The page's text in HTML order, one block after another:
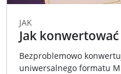
JAK
Jak
Bezproblemowo
uniwersalnego formatu